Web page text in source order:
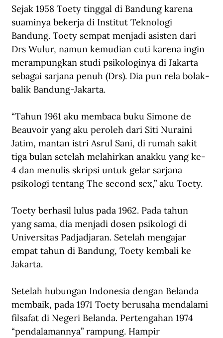
Sejak 1958 Toety tinggal di Bandung karena
suaminya bekerja di Institut Teknologi
Bandung. Toety sempat menjadi asisten dari
Drs Wulur, namun kemudian cuti karena ingin
merampungkan studi psikologinya di Jakarta
sebagai sarjana penuh (Drs). Dia pun rela bolak-
balik Bandung-Jakarta.
“Tahun 1961 aku membaca buku Simone de
Beauvoir yang aku peroleh dari Siti Nuraini
Jatim, mantan istri Asrul Sani, di rumah sakit
tiga bulan setelah melahirkan anakku yang ke-
4 dan menulis skripsi untuk gelar sarjana
psikologi tentang The second sex,” aku Toety.
Toety berhasil lulus pada 1962. Pada tahun
yang sama, dia menjadi dosen psikologi di
Universitas Padjadjaran. Setelah mengajar
empat tahun di Bandung, Toety kembali ke
Jakarta.
Setelah hubungan Indonesia dengan Belanda
membaik, pada 1971 Toety berusaha mendalami
filsafat di Negeri Belanda. Pertengahan 1974
“pendalamannya” rampung. Hampir